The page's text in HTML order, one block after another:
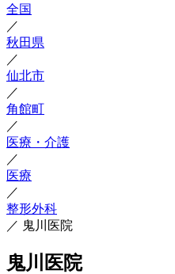
全国
／
秋田県
／
仙北市
／
角館町
／
医療・介護
／
医療
／
整形外科
／ 鬼川医院
鬼川医院